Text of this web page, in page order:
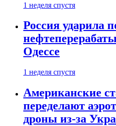
1 неделя спустя
Россия ударила
Одессе
1 неделя спустя
Американские
переделают
дроны из-за